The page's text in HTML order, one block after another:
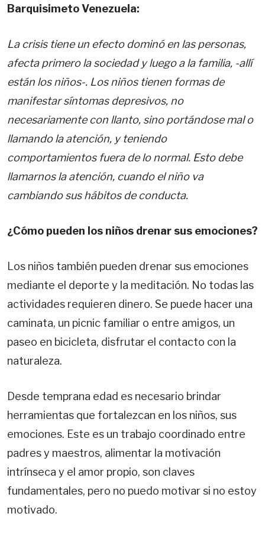
Barquisimeto Venezuela:
La crisis tiene un efecto dominó en las personas,
afecta primero la sociedad y luego a la familia, -allí
están los niños-. Los niños tienen formas de
manifestar síntomas depresivos, no
necesariamente con llanto, sino portándose mal o
llamando la atención, y teniendo
comportamientos fuera de lo normal. Esto debe
llamarnos la atención, cuando el niño va
cambiando sus hábitos de conducta.
¿Cómo pueden los niños drenar sus emociones?
Los niños también pueden drenar sus emociones
mediante el deporte y la meditación. No todas las
actividades requieren dinero. Se puede hacer una
caminata, un picnic familiar o entre amigos, un
paseo en bicicleta, disfrutar el contacto con la
naturaleza.
Desde temprana edad es necesario brindar
herramientas que fortalezcan en los niños, sus
emociones. Este es un trabajo coordinado entre
padres y maestros, alimentar la motivación
intrínseca y el amor propio, son claves
fundamentales, pero no puedo motivar si no estoy
motivado.